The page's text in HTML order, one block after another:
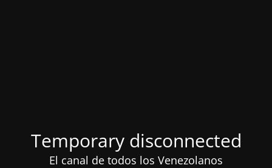
Temporary disconnected
El canal de todos los Venezolanos